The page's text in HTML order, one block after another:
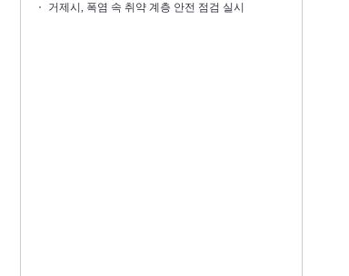
거제시, 폭염 속 취약 계층 안전 점검 실시